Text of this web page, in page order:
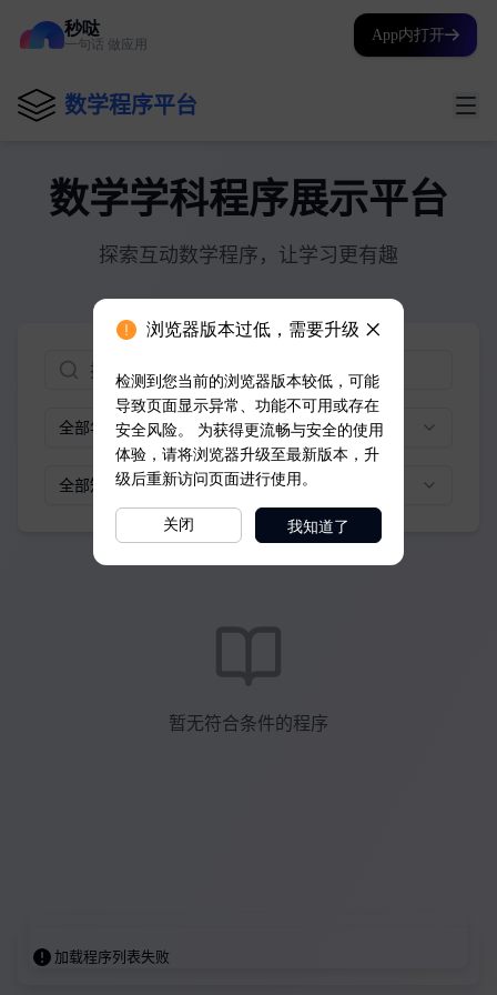
秒哒
一句话 做应用
App内打开
浏览器版本过低，需要升级
检测到您当前的浏览器版本较低，可能
导致页面显示异常、功能不可用或存在
安全风险。 为获得更流畅与安全的使用
体验，请将浏览器升级至最新版本，升
级后重新访问页面进行使用。
关闭 我知道了